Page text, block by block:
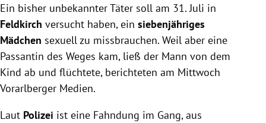
Ein bisher unbekannter Täter soll am 31. Juli in
Feldkirch versucht haben, ein siebenjähriges
Mädchen sexuell zu missbrauchen. Weil aber eine
Passantin des Weges kam, ließ der Mann von dem
Kind ab und flüchtete, berichteten am Mittwoch
Vorarlberger Medien.
Laut Polizei ist eine Fahndung im Gang, aus